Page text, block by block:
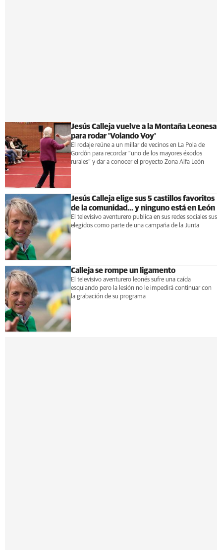
Jesús Calleja vuelve a la Montaña Leonesa
para rodar 'Volando Voy'
El rodaje reúne a un millar de vecinos en La Pola de
Gordón para recordar “uno de los mayores éxodos
rurales” y dar a conocer el proyecto Zona Alfa León
Jesús Calleja elige sus 5 castillos favoritos
de la comunidad... y ninguno está en León
El televisivo aventurero publica en sus redes sociales sus
elegidos como parte de una campaña de la Junta
Calleja se rompe un ligamento
El televisivo aventurero leonés sufre una caída
esquiando pero la lesión no le impedirá continuar con
la grabación de su programa